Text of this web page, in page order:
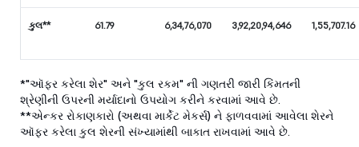
કુલ** 61.79 6,34,76,070 3,92,20,94,646 1,55,707.16
*"ઑફર કરેલા શેર" અને "કુલ રકમ" ની ગણતરી જારી કિંમતની
શ્રેણીની ઉપરની મર્યાદાનો ઉપયોગ કરીને કરવામાં આવે છે.
**એન્કર રોકાણકારો (અથવા માર્કેટ મેકર્સ) ને ફાળવવામાં આવેલા શેરને
ઑફર કરેલા કુલ શેરની સંખ્યામાંથી બાકાત રાખવામાં આવે છે.